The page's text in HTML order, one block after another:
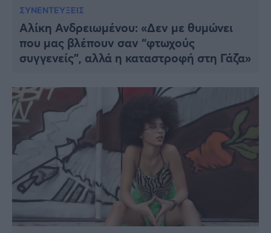
ΣΥΝΕΝΤΕΥΞΕΙΣ
Αλίκη Ανδρειωμένου: «Δεν με θυμώνει
που μας βλέπουν σαν “φτωχούς
συγγενείς”, αλλά η καταστροφή στη Γάζα»